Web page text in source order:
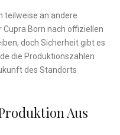
teilweise an andere
Born nach offiziellen
doch Sicherheit gibt es
die Produktionszahlen
des Standorts
Aus